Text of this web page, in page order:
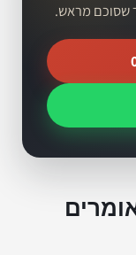
שסוכם מראש.